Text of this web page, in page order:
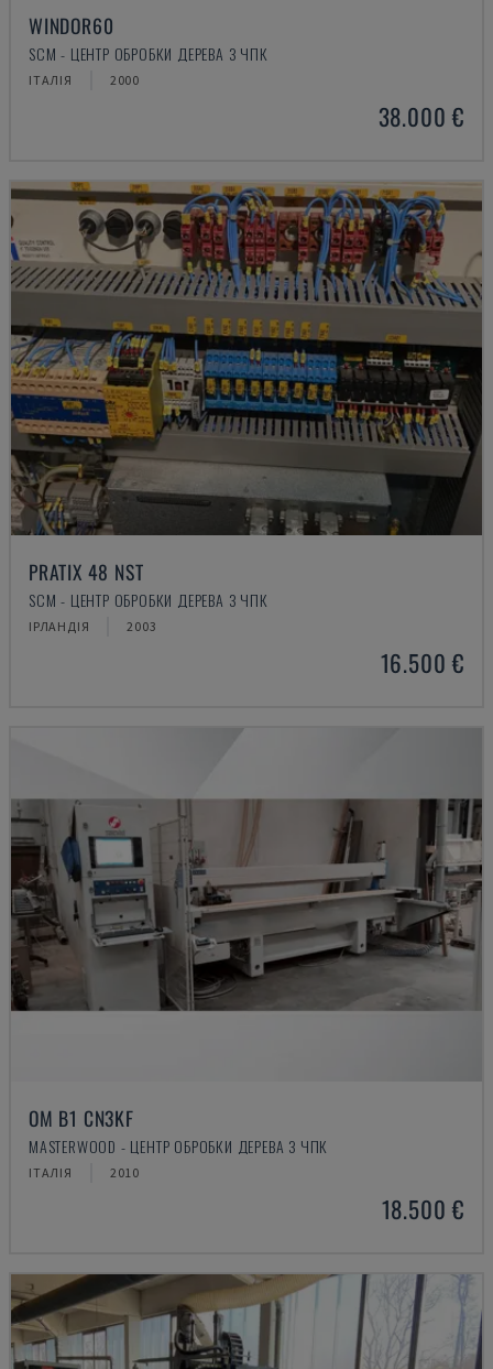
WINDOR60
SCM - ЦЕНТР ОБРОБКИ ДЕРЕВА З ЧПК
ІТАЛІЯ 2000
38.000 €
PRATIX 48 NST
SCM - ЦЕНТР ОБРОБКИ ДЕРЕВА З ЧПК
ІРЛАНДІЯ 2003
16.500 €
OM B1 CN3KF
MASTERWOOD - ЦЕНТР ОБРОБКИ ДЕРЕВА З ЧПК
ІТАЛІЯ 2010
18.500 €